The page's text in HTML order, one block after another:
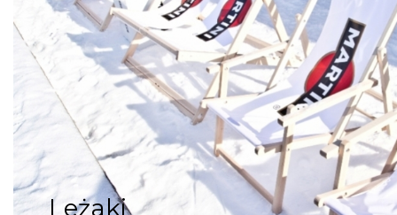
Leżaki